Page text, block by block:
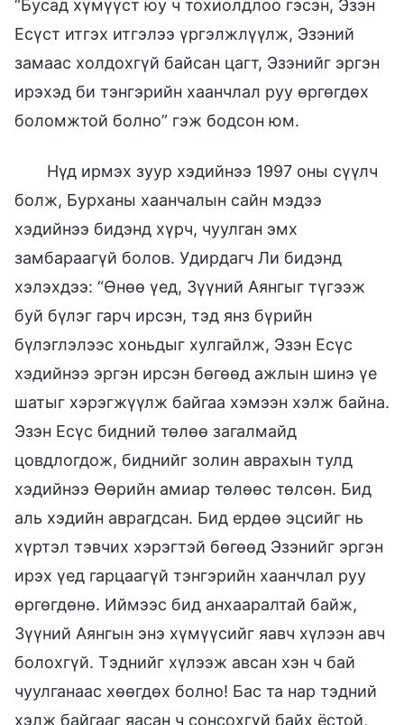
“Бусад хүмүүст юу ч тохиолдлоо гэсэн, Эзэн
Есүст итгэх итгэлээ үргэлжлүүлж, Эзэний
замаас холдохгүй байсан цагт, Эзэнийг эргэн
ирэхэд би тэнгэрийн хаанчлал руу өргөгдөх
боломжтой болно” гэж бодсон юм.
Нүд ирмэх зуур хэдийнээ 1997 оны сүүлч
болж, Бурханы хаанчалын сайн мэдээ
хэдийнээ бидэнд хүрч, чуулган эмх
замбараагүй болов. Удирдагч Ли бидэнд
хэлэхдээ: “Өнөө үед, Зүүний Аянгыг түгээж
буй бүлэг гарч ирсэн, тэд янз бүрийн
бүлэглэлээс хоньдыг хулгайлж, Эзэн Есүс
хэдийнээ эргэн ирсэн бөгөөд ажлын шинэ үе
шатыг хэрэгжүүлж байгаа хэмээн хэлж байна.
Эзэн Есүс бидний төлөө загалмайд
цовдлогдож, биднийг золин аврахын тулд
хэдийнээ Өөрийн амиар төлөөс төлсөн. Бид
аль хэдийн аврагдсан. Бид ердөө эцсийг нь
хүртэл тэвчих хэрэгтэй бөгөөд Эзэнийг эргэн
ирэх үед гарцаагүй тэнгэрийн хаанчлал руу
өргөгдөнө. Иймээс бид анхааралтай байж,
Зүүний Аянгын энэ хүмүүсийг яавч хүлээн авч
болохгүй. Тэднийг хүлээж авсан хэн ч бай
чуулганаас хөөгдөх болно! Бас та нар тэдний
хэлж байгааг яасан ч сонсохгүй байх ёстой,